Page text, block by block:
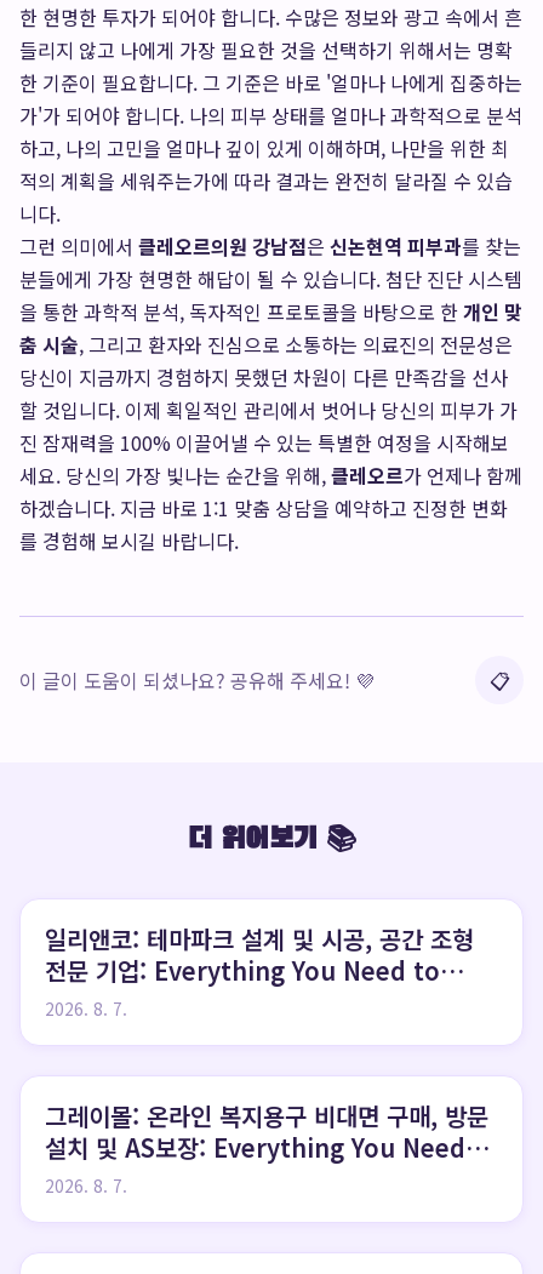
한 현명한 투자가 되어야 합니다. 수많은 정보와 광고 속에서 흔
들리지 않고 나에게 가장 필요한 것을 선택하기 위해서는 명확
한 기준이 필요합니다. 그 기준은 바로 '얼마나 나에게 집중하는
가'가 되어야 합니다. 나의 피부 상태를 얼마나 과학적으로 분석
하고, 나의 고민을 얼마나 깊이 있게 이해하며, 나만을 위한 최
적의 계획을 세워주는가에 따라 결과는 완전히 달라질 수 있습
니다.
그런 의미에서 클레오르의원 강남점은 신논현역 피부과를 찾는
분들에게 가장 현명한 해답이 될 수 있습니다. 첨단 진단 시스템
을 통한 과학적 분석, 독자적인 프로토콜을 바탕으로 한개인 맞
춤 시술, 그리고 환자와 진심으로 소통하는 의료진의 전문성은
당신이 지금까지 경험하지 못했던 차원이 다른 만족감을 선사
할 것입니다. 이제 획일적인 관리에서 벗어나 당신의 피부가 가
진 잠재력을 100% 이끌어낼 수 있는 특별한 여정을 시작해보
세요. 당신의 가장 빛나는 순간을 위해,클레오르가 언제나 함께
하겠습니다. 지금 바로 1:1 맞춤 상담을 예약하고 진정한 변화
를 경험해 보시길 바랍니다.
이 글이 도움이 되셨나요? 공유해 주세요! 💜 📋
더 읽어보기 📚
일리앤코: 테마파크 설계 및 시공, 공간 조형
전문 기업: Everything You Need to
Know
2026. 8. 7.
그레이몰: 온라인 복지용구 비대면 구매, 방문
설치 및 AS보장: Everything You Need
to Know
2026. 8. 7.